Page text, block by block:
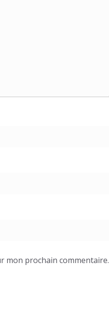
mon prochain commentaire.